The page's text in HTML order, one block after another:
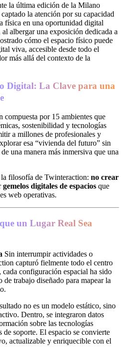
la última edición de la Milano
la atención por su capacidad
física en una oportunidad digital
albergar una exposición dedicada a
cómo el espacio físico puede
viva, accesible desde todo el
más allá del contexto de la
Digital: La Clave para una
compuesta por 15 ambientes que
sostenibilidad y tecnologías
a millones de profesionales y
esa “vivienda del futuro” sin
una manera más inmersiva que una
filosofía de Twinteraction: no crear
gemelos digitales de espacios que
web operativas.
un Lugar Real Sea
Sin interrumpir actividades o
capturó fielmente todo el centro
cada configuración espacial ha sido
trabajo diseñado para mapear la
no es un modelo estático, sino
Dentro, se integraron datos
sobre las tecnologías
de soporte. El espacio se convierte
actualizable y enriquecible con el